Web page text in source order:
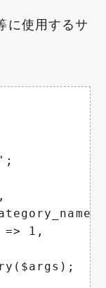
に使用するサ
//
1,        //